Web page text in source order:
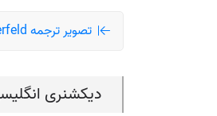
تصویر ترجمه Lagerfeld
دیکشنری